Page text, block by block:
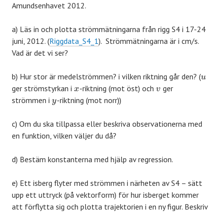
Amundsenhavet 2012.
a) Läs in och plotta strömmätningarna från rigg S4 i 17-24
juni, 2012. (Riggdata_S4_1). Strömmätningarna är i cm/s.
Vad är det vi ser?
b) Hur stor är medelströmmen? i vilken riktning går den? (u
ger strömstyrkan i x-riktning (mot öst) ochv ger
strömmen i y-riktning (mot norr))
c) Om du ska tillpassa eller beskriva observationerna med
en funktion, vilken väljer du då?
d) Bestäm konstanterna med hjälp av regression.
e) Ett isberg flyter med strömmen i närheten av S4 – sätt
upp ett uttryck (på vektorform) för hur isberget kommer
att förflytta sig och plotta trajektorien i en ny figur. Beskriv